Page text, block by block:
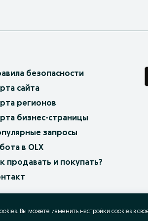
безопасности
сайта
регионов
бизнес-страницы
запросы
в OLX
продавать и покупать?
Вы можете изменить настройки cookies в